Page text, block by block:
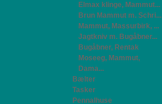
Elmax klinge, Mammut...
Brun Mammut m. Schri...
Mammut, Massurbirk, ...
Jagtkniv m. Bugåbner...
Bugåbner, Rentak
Moseeg, Mammut,
Dama...
Bælter
Tasker
Pennalhuse